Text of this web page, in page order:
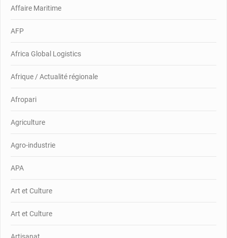
Affaire Maritime
AFP
Africa Global Logistics
Afrique / Actualité régionale
Afropari
Agriculture
Agro-industrie
APA
Art et Culture
Art et Culture